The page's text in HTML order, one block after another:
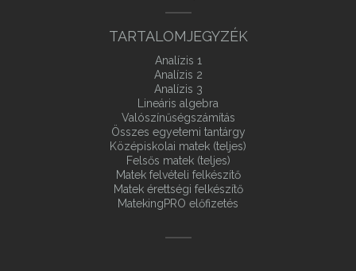
TARTALOMJEGYZÉK
Analízis 1
Analízis 2
Analízis 3
Lineáris algebra
Valószínűségszámítás
Összes egyetemi tantárgy
Középiskolai matek (teljes)
Felsős matek (teljes)
Matek felvételi felkészítő
Matek érettségi felkészítő
MatekingPRO előfizetés